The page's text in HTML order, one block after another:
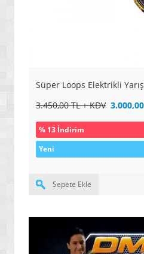
» TABLETLER / KİTAP
» KAMERALAR / FOTOĞRAF
Süper Loops Elektrikli
3.450,00 TL + KDV
% 13 İndirim
Yeni
Sepete Ekle